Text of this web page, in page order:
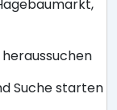
Suche starten